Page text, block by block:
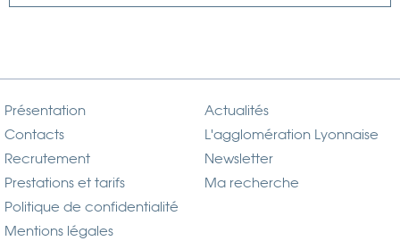
Présentation
Contacts
Recrutement
Prestations et tarifs
Politique de confidentialité
Mentions légales
Actualités
L'agglomération Lyonnaise
Newsletter
Ma recherche